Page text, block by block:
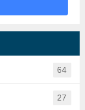
64
27